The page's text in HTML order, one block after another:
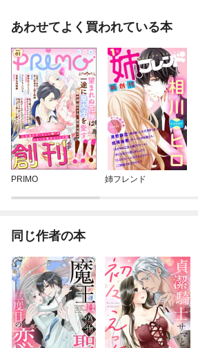
あわせてよく買われている本
PRIMO 姉フレンド
同じ作者の本